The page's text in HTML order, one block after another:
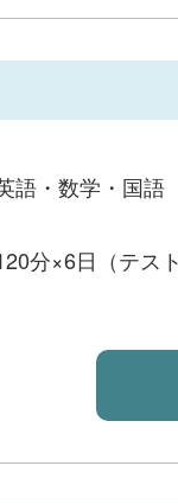
語・数学・国語
分×6日（テス